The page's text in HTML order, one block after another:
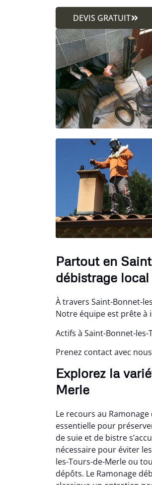
DEVIS GRATUIT
Partout en
débistrage
À travers Saint-Bonnet-
Notre équipe est prête à
Actifs à Saint-Bonnet-
Prenez contact avec
Explorez la
Merle
Le recours au
essentielle pour
de suie et de bistre
nécessaire pour éviter
les-Tours-de-Merle ou
dépôts. Le Ramonage